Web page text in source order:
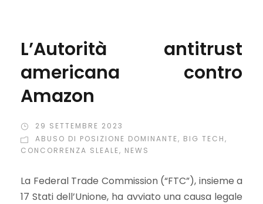
L’Autorità antitrust
americana contro
Amazon
29 SETTEMBRE 2023
ABUSO DI POSIZIONE DOMINANTE, BIG TECH,
CONCORRENZA SLEALE, NEWS
La Federal Trade Commission (“FTC”), insieme a
17 Stati dell’Unione, ha avviato una causa legale